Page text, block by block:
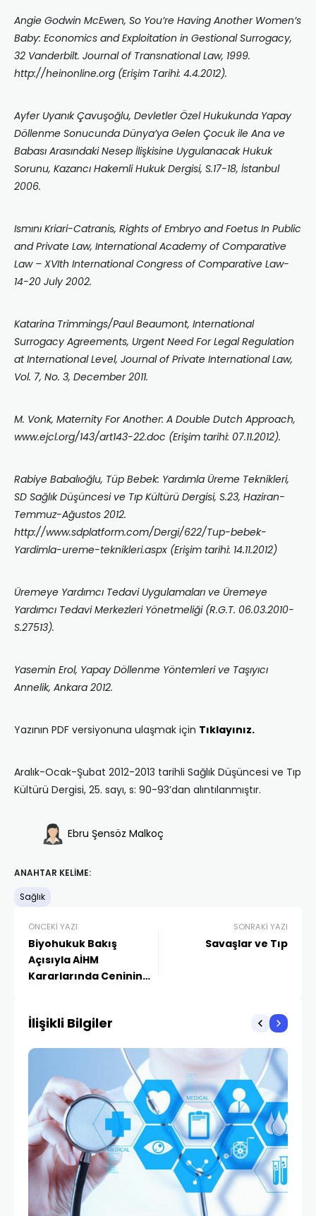
Angie Godwin McEwen, So You’re Having Another Women’s
Baby: Economics and Exploitation in Gestional Surrogacy,
32 Vanderbilt. Journal of Transnational Law, 1999.
http://heinonline.org (Erişim Tarihi: 4.4.2012).
Ayfer Uyanık Çavuşoğlu, Devletler Özel Hukukunda Yapay
Döllenme Sonucunda Dünya’ya Gelen Çocuk ile Ana ve
Babası Arasındaki Nesep İlişkisine Uygulanacak Hukuk
Sorunu, Kazancı Hakemli Hukuk Dergisi, S.17-18, İstanbul
2006.
Ismını Kriari-Catranis, Rights of Embryo and Foetus In Public
and Private Law, International Academy of Comparative
Law – XVIth International Congress of Comparative Law-
14-20 July 2002.
Katarina Trimmings/Paul Beaumont, International
Surrogacy Agreements, Urgent Need For Legal Regulation
at International Level, Journal of Private International Law,
Vol. 7, No. 3, December 2011.
M. Vonk, Maternity For Another: A Double Dutch Approach,
www.ejcl.org/143/art143-22.doc (Erişim tarihi: 07.11.2012).
Rabiye Babalıoğlu, Tüp Bebek: Yardımla Üreme Teknikleri,
SD Sağlık Düşüncesi ve Tıp Kültürü Dergisi, S.23, Haziran-
Temmuz-Ağustos 2012.
http://www.sdplatform.com/Dergi/622/Tup-bebek-
Yardimla-ureme-teknikleri.aspx (Erişim tarihi: 14.11.2012)
Üremeye Yardımcı Tedavi Uygulamaları ve Üremeye
Yardımcı Tedavi Merkezleri Yönetmeliği (R.G.T. 06.03.2010-
S.27513).
Yasemin Erol, Yapay Döllenme Yöntemleri ve Taşıyıcı
Annelik, Ankara 2012.
Yazının PDF versiyonuna ulaşmak için Tıklayınız.
Aralık-Ocak-Şubat 2012-2013 tarihli Sağlık Düşüncesi ve Tıp
Kültürü Dergisi, 25. sayı, s: 90-93’dan alıntılanmıştır.
Ebru Şensöz Malkoç
ANAHTAR KELIME:
Sağlık
ÖNCEKI YAZI
Biyohukuk Bakış
Açısıyla AİHM
Kararlarında Ceninin
SONRAKI YAZI
Savaşlar ve Tıp
İlişikli Bilgiler